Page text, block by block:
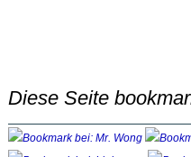
Diese Seite